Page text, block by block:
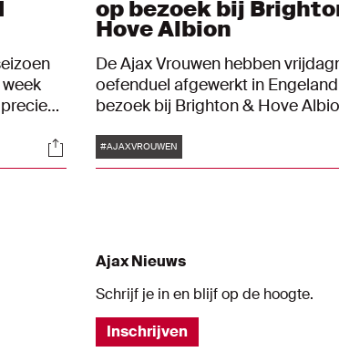
Socials
op bezoek bij
Hove Albion
De Ajax Vrouwen hebben
oefenduel afgewerkt in
bezoek bij Brighton & Hove
2.
Tags
#AJAXVROUWEN
Ajax Nieuws
Schrijf je in en blijf op de hoogte.
Inschrijven